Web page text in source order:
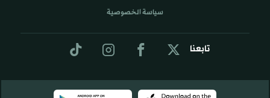
تابعنا
سياسة الخصوصية